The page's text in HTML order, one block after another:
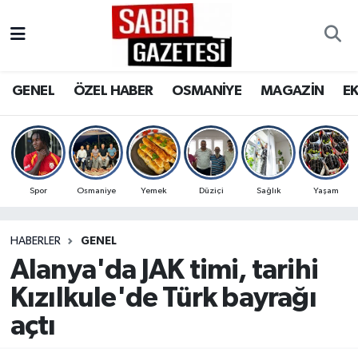
GENEL ÖZEL HABER OSMANİYE MAGAZİN
Spor Osmaniye Yemek Düziçi Sağlık Yaşam
HABERLER GENEL
Alanya'da JAK timi, tarihi
Kızılkule'de Türk bayrağı
açtı
OSMANİYE
MAGAZİN
SPOR
RESMİ İLANLAR
Osmaniye Nöbetçi Eczaneler
Osmaniye Trafik Yoğunluk Haritası
Süper Lig Puan Durumu ve Fikstür
Son Dakika Haberleri
Haber Arşivi